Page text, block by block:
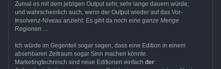
Zumal es mit dem jetzigen Output sehr, sehr lange dauern würde;
und wahrscheinlich auch, wenn der Output wieder auf das Vor-
Insolvenz-Niveau anzieht: Es gibt da noch eine ganze Menge
Regionen …
Ich würde im Gegenteil sogar sagen, dass eine Edition in einem
absehbaren Zeitraum sogar Sinn machen könnte.
Marketingtechnisch sind neue Editionen einfach der